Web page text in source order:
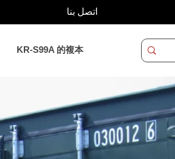
اتصل بنا
KR-S99A 的複本